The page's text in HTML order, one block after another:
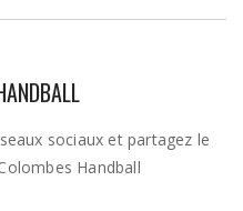
sociaux et partagez le
Handball